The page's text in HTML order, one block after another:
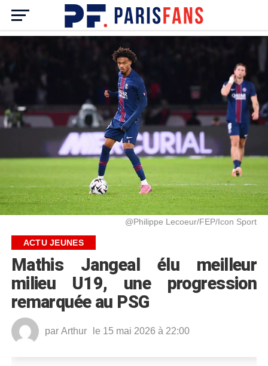
@Philippe Lecoeur/FEP/Icon Sport
ACTU JEUNES
Mathis Jangeal élu meilleur
milieu U19, une progression
remarquée au PSG
par Arthur le 15 mai 2026 à 22:00